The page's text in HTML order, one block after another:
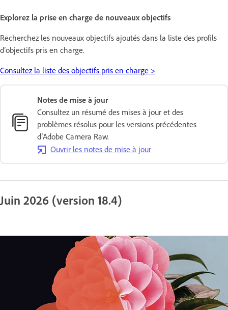
Explorez la prise en charge de nouveaux objectifs
Recherchez les nouveaux objectifs ajoutés dans la liste des profils
d’objectifs pris en charge.
Consultez la liste des objectifs pris en charge >
Notes de mise à jour
Consultez un résumé des mises à jour et des
problèmes résolus pour les versions précédentes
d’Adobe Camera Raw.
Ouvrir les notes de mise à jour
Juin 2026 (version 18.4)